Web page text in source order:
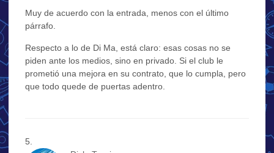
Muy de acuerdo con la entrada, menos con el último
párrafo.
Respecto a lo de Di Ma, está claro: esas cosas no se
piden ante los medios, sino en privado. Si el club le
prometió una mejora en su contrato, que lo cumpla, pero
que todo quede de puertas adentro.